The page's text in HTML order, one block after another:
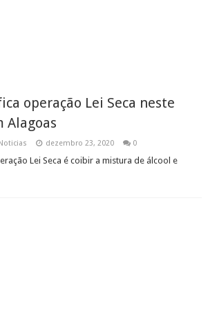
operação Lei Seca neste
Alagoas
dezembro 23, 2020 0
Lei Seca é coibir a mistura de álcool e